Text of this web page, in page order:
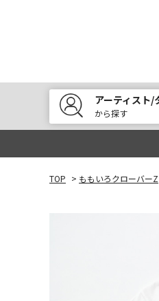
アーティスト/
から探す
TOP > ももいろクローバーZ